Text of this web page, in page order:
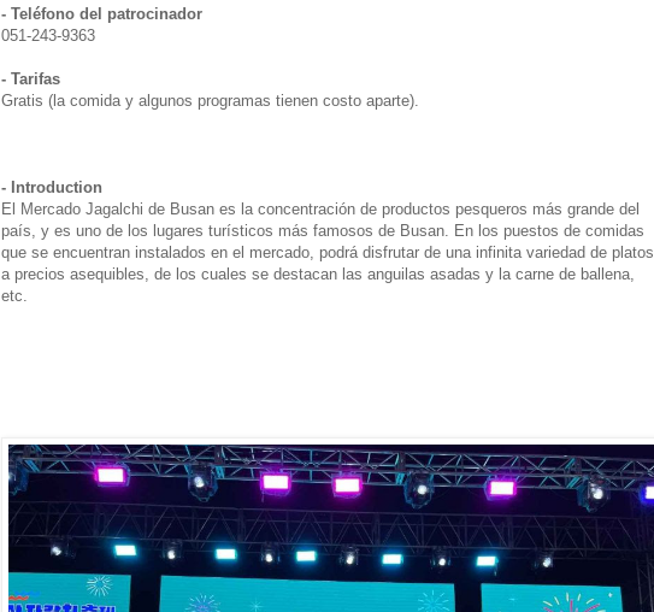
- Teléfono del patrocinador
051-243-9363
- Tarifas
Gratis (la comida y algunos programas tienen costo aparte).
- Introduction
El Mercado Jagalchi de Busan es la concentración de productos pesqueros más grande del
país, y es uno de los lugares turísticos más famosos de Busan. En los puestos de comidas
que se encuentran instalados en el mercado, podrá disfrutar de una infinita variedad de platos
a precios asequibles, de los cuales se destacan las anguilas asadas y la carne de ballena,
etc.